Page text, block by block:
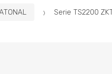
Serie TS2200